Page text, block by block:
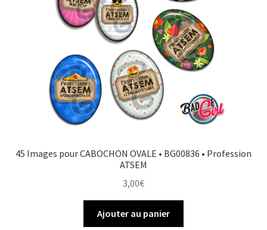
45 Images pour CABOCHON OVALE • BG00836 • Profession
ATSEM
3,00€
Ajouter au panier